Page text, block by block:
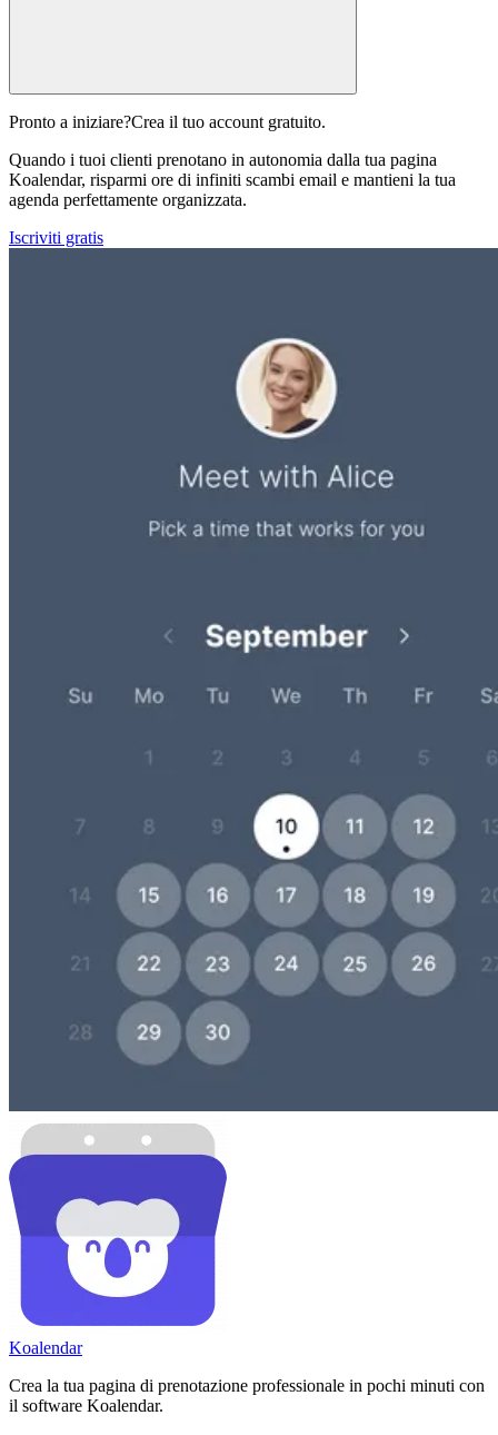
Pronto a iniziare?Crea il tuo account gratuito.
Quando i tuoi clienti prenotano in autonomia dalla tua pagina
Koalendar, risparmi ore di infiniti scambi email e mantieni la tua
agenda perfettamente organizzata.
Iscriviti gratis
Koalendar
Crea la tua pagina di prenotazione professionale in pochi minuti con
il software Koalendar.